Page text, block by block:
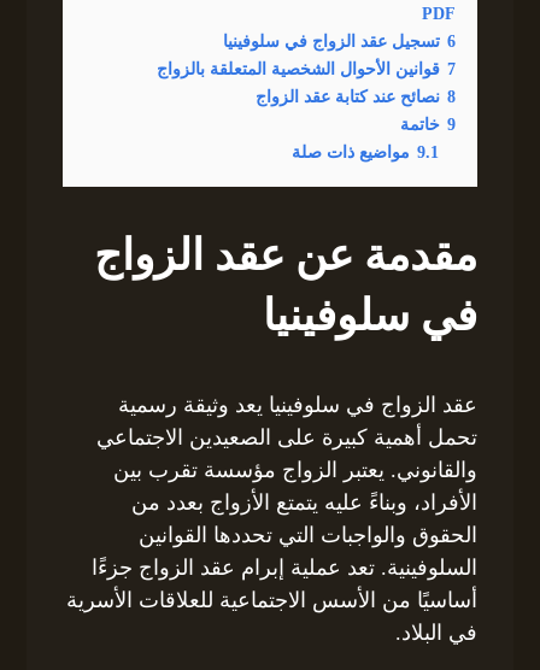
PDF
6 تسجيل عقد الزواج في سلوفينيا
7 قوانين الأحوال الشخصية المتعلقة بالزواج
8 نصائح عند كتابة عقد الزواج
9 خاتمة
9.1 مواضيع ذات صلة
مقدمة عن عقد الزواج
في سلوفينيا
عقد الزواج في سلوفينيا يعد وثيقة رسمية
تحمل أهمية كبيرة على الصعيدين الاجتماعي
والقانوني. يعتبر الزواج مؤسسة تقرب بين
الأفراد، وبناءً عليه يتمتع الأزواج بعدد من
الحقوق والواجبات التي تحددها القوانين
السلوفينية. تعد عملية إبرام عقد الزواج جزءًا
أساسيًا من الأسس الاجتماعية للعلاقات الأسرية
في البلاد.